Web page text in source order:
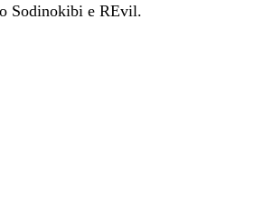
Sodinokibi e REvil.